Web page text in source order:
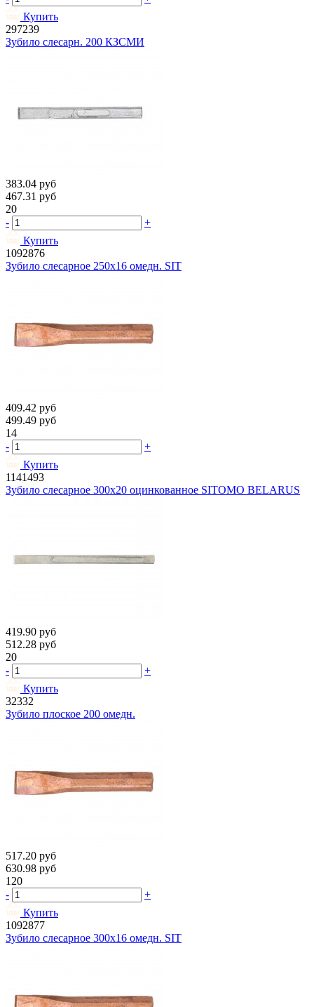
Купить
297239
Зубило слесарн. 200 КЗСМИ
383.04 руб
467.31 руб
20
-
+
Купить
1092876
Зубило слесарное 250х16 омедн. SIT
409.42 руб
499.49 руб
14
-
+
Купить
1141493
Зубило слесарное 300х20 оцинкованное SITOMO BELARUS
419.90 руб
512.28 руб
20
-
+
Купить
32332
Зубило плоское 200 омедн.
517.20 руб
630.98 руб
120
-
+
Купить
1092877
Зубило слесарное 300х16 омедн. SIT